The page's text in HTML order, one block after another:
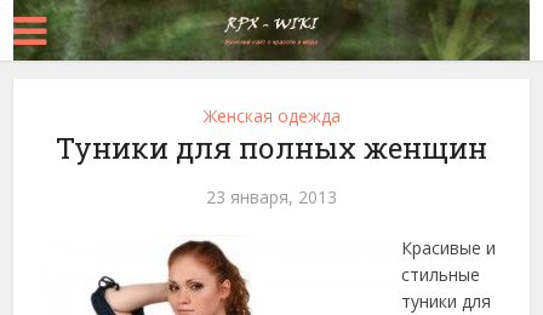
Женская одежда
Туники для полных женщин
23 января, 2013
Красивые и
стильные
туники для